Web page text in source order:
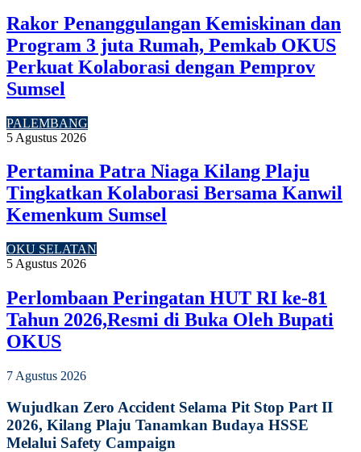
Rakor Penanggulangan Kemiskinan dan
Program 3 juta Rumah, Pemkab OKUS
Perkuat Kolaborasi dengan Pemprov
Sumsel
PALEMBANG
5 Agustus 2026
Pertamina Patra Niaga Kilang Plaju
Tingkatkan Kolaborasi Bersama Kanwil
Kemenkum Sumsel
OKU SELATAN
5 Agustus 2026
Perlombaan Peringatan HUT RI ke-81
Tahun 2026,Resmi di Buka Oleh Bupati
OKUS
7 Agustus 2026
Wujudkan Zero Accident Selama Pit Stop Part II
2026, Kilang Plaju Tanamkan Budaya HSSE
Melalui Safety Campaign